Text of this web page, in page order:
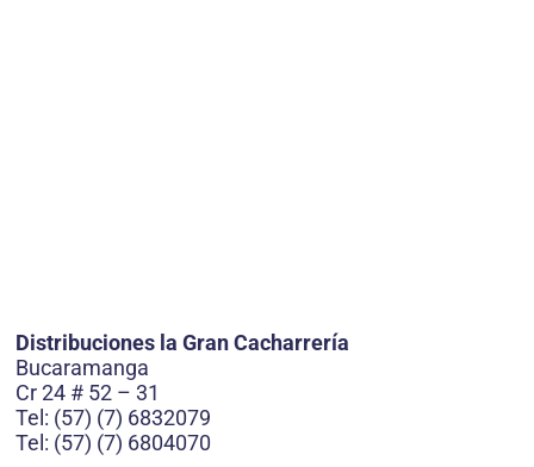
Distribuciones la Gran Cacharrería
Bucaramanga
Cr 24 # 52 – 31
Tel: (57) (7) 6832079
Tel: (57) (7) 6804070